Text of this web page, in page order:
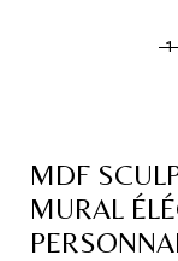
1
MDF
MURAL